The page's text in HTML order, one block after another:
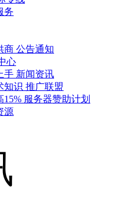
务
商 公告通知
心
手 新闻资讯
知识 推广联盟
15% 服务器赞助计划
源